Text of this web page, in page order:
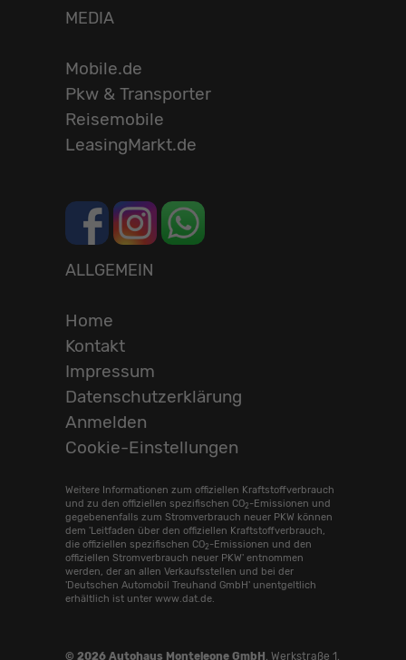
MEDIA
Mobile.de
Pkw & Transporter
Reisemobile
LeasingMarkt.de
ALLGEMEIN
Home
Kontakt
Impressum
Datenschutzerklärung
Anmelden
Cookie-Einstellungen
Weitere Informationen zum offiziellen Kraftstoffverbrauch
und zu den offiziellen spezifischen CO2 -Emissionen und
gegebenenfalls zum Stromverbrauch neuer PKW können
dem 'Leitfaden über den offiziellen Kraftstoffverbrauch,
die offiziellen spezifischen CO2 -Emissionen und den
offiziellen Stromverbrauch neuer PKW' entnommen
werden, der an allen Verkaufsstellen und bei der
'Deutschen Automobil Treuhand GmbH' unentgeltlich
erhältlich ist unter www.dat.de.
© 2026 Autohaus Monteleone GmbH , Werkstraße 1 ,